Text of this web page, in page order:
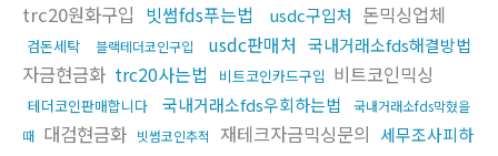
trc20원화구입 빗썸fds푸는법 usdc구입처 돈믹싱업체
검돈세탁 블랙테더코인구입 usdc판매처 국내거래소fds해결방법
자금현금화 trc20사는법 비트코인카드구입 비트코인믹싱
테더코인판매합니다 국내거래소fds우회하는법
국내거래소fds막혔을
때 대검현금화 빗썸코인추적 재테크자금믹싱문의 세무조사피하